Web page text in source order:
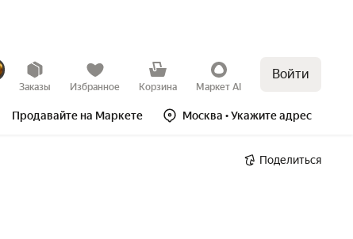
Заказы Избранное Корзина Маркет AI
Войти
Продавайте на Маркете Москва • Укажите адрес
Поделиться